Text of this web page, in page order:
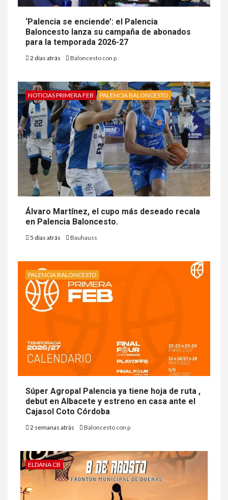
‘Palencia se enciende’: el Palencia
Baloncesto lanza su campaña de abonados
para la temporada 2026-27
2 días atrás Baloncesto con p
NOTICIAS PRIMERA FEB PALENCIA BALONCESTO
Álvaro Martínez, el cupo más deseado recala
en Palencia Baloncesto.
5 días atrás Bauhauss
PALENCIA BALONCESTO
Súper Agropal Palencia ya tiene hoja de ruta ,
debut en Albacete y estreno en casa ante el
Cajasol Coto Córdoba
2 semanas atrás Baloncesto con p
ELDANA CB